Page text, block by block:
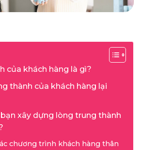
của khách hàng là gì?
thành của khách hàng lại
xây dựng lòng trung thành
chương trình khách hàng thân